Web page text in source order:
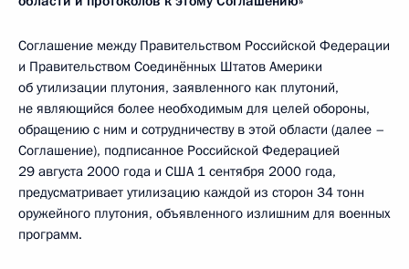
Соглашение между Правительством Российской Федерации
и Правительством Соединённых Штатов Америки
об утилизации плутония, заявленного как плутоний,
не являющийся более необходимым для целей обороны,
обращению с ним и сотрудничеству в этой области (далее –
Соглашение), подписанное Российской Федерацией
29 августа 2000 года и США 1 сентября 2000 года,
предусматривает утилизацию каждой из сторон 34 тонн
оружейного плутония, объявленного излишним для военных
программ.